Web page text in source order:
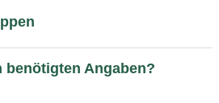
benötigten Angaben?